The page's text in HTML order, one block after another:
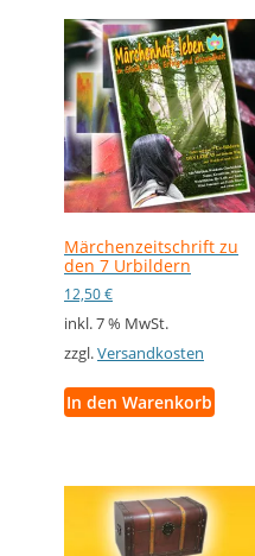
Märchenzeitschrift zu
den 7 Urbildern
12,50€
inkl. 7 % MwSt.
zzgl.Versandkosten
In den Warenkorb